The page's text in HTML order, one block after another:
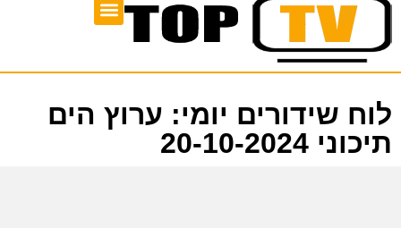
לוח שידורים יומי: ערוץ הים
תיכוני 20-10-2024